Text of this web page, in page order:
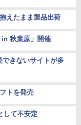
えたまま製品出荷
秋葉原」開催
きないサイトが多
トを発売
して不安定